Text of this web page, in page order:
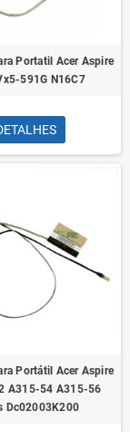
Portatil Acer Aspire
591G N16C7
Portátil Acer Aspire
A315-54 A315-56
Dc02003K200